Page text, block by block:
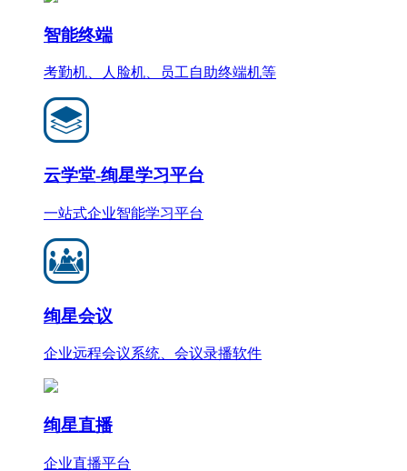
智能终端
考勤机、人脸机、员工自助终端机等
云学堂-绚星学习平台
一站式企业智能学习平台
绚星会议
企业远程会议系统、会议录播软件
绚星直播
企业直播平台